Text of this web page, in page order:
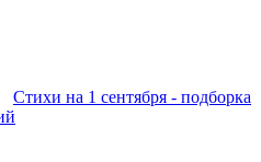
Стихи на 1 сентября - подборка